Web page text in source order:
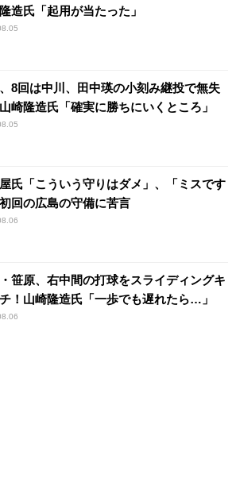
造氏「起用が当たった」
8回は中川、田中瑛の小刻み継投で無失
崎隆造氏「確実に勝ちにいくところ」
氏「こういう守りはダメ」、「ミスです
回の広島の守備に苦言
笹原、右中間の打球をスライディングキ
！山崎隆造氏「一歩でも遅れたら…」